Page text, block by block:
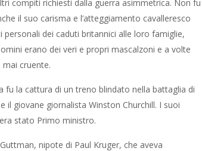
compiti richiesti dalla guerra asimmetrica. Non fu
il suo carisma e l’atteggiamento cavalleresco
dei caduti britannici alle loro famiglie,
erano dei veri e propri mascalzoni e a volte
cruente.
fu la cattura di un treno blindato nella battaglia di
il giovane giornalista Winston Churchill. I suoi
stato Primo ministro.
nipote di Paul Kruger, che aveva